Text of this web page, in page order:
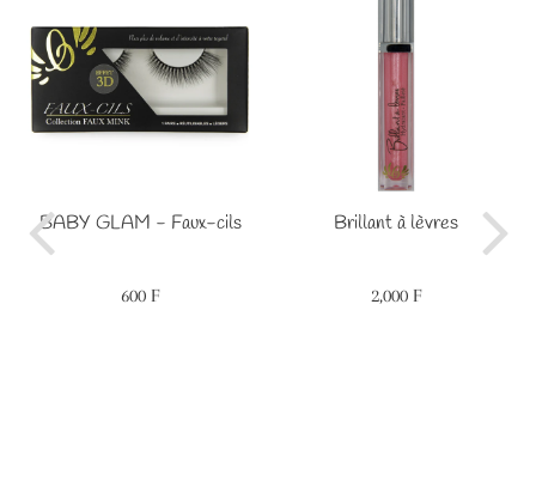
BABY GLAM - Faux-cils
Prix
600 F600
Brillant à lèvres
Prix
2,000 F2,000